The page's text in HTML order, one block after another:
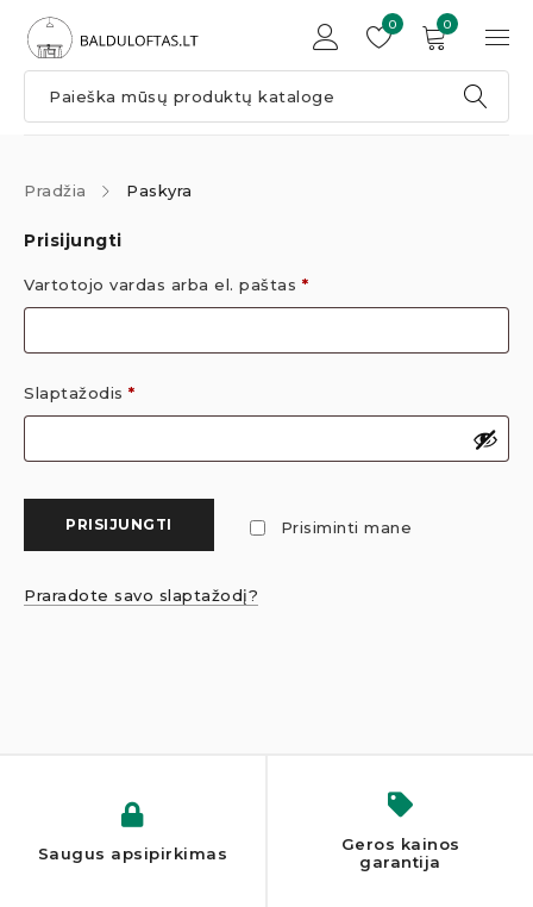
0
0
Pradžia Paskyra
Prisijungti
Vartotojo vardas arba el. paštas *
Slaptažodis *
Prisiminti mane
PRISIJUNGTI
Praradote savo slaptažodį?
Saugus apsipirkimas
Geros kainos
garantija